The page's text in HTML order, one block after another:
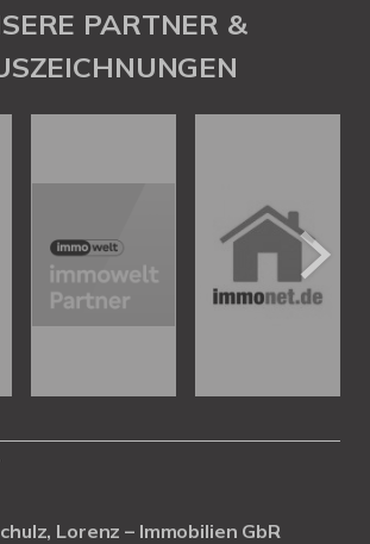
PARTNER &
Lorenz – Immobilien GbR